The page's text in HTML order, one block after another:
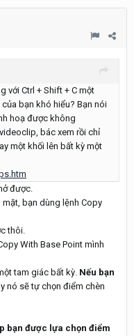
với Ctrl + Shift + C một
bạn khó hiểu? Bạn nói
hoạ được không
bác xem rồi chỉ
một khối lên bất kỳ một
được.
bạn dùng lệnh Copy
thôi.
With Base Point mình
tam giác bất kỳ. Nếu bạn
nó sẽ tự chọn điểm chèn
bạn được lựa chọn điểm